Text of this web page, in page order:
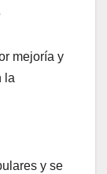
mejoría y
la
y se